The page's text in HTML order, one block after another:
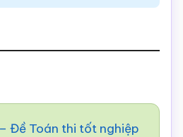
Đề Toán thi tốt nghiệp